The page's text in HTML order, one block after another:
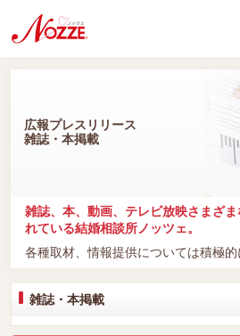
広報プレスリリース
雑誌・本掲載
雑誌、本、動画、テレビ放映さまざ
れている結婚相談所ノッツェ。
各種取材、情報提供については積極的
雑誌・本掲載